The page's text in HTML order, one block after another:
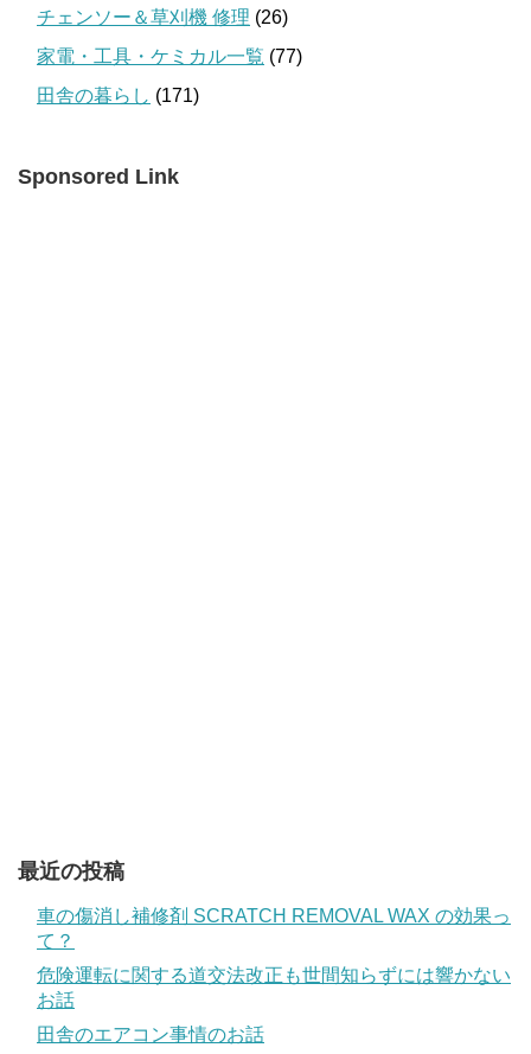
チェンソー＆草刈機 修理 (26)
家電・工具・ケミカル一覧 (77)
田舎の暮らし (171)
Sponsored Link
最近の投稿
車の傷消し補修剤 SCRATCH REMOVAL WAX の効果っ
て？
危険運転に関する道交法改正も世間知らずには響かない
お話
田舎のエアコン事情のお話